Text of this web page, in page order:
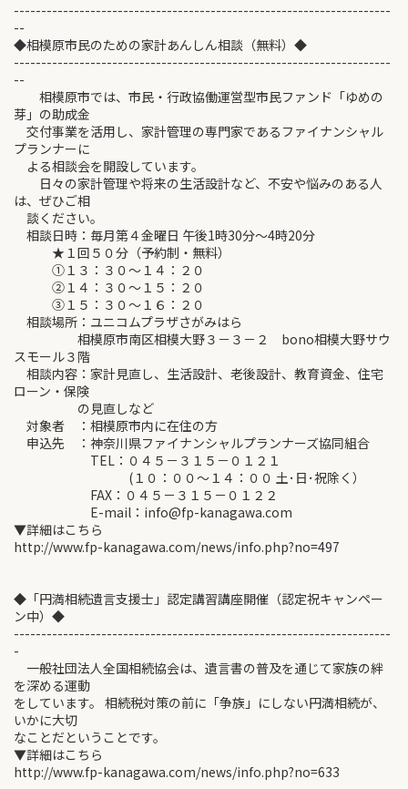
---------------------------------------------------------------------
--
◆相模原市民のための家計あんしん相談（無料）◆
---------------------------------------------------------------------
--
相模原市では、市民・行政協働運営型市民ファンド「ゆめの
芽」の助成金
交付事業を活用し、家計管理の専門家であるファイナンシャル
プランナーに
よる相談会を開設しています。
日々の家計管理や将来の生活設計など、不安や悩みのある人
は、ぜひご相
談ください。
相談日時：毎月第４金曜日 午後1時30分～4時20分
★１回５０分（予約制・無料）
①１３：３０～１４：２０
②１４：３０～１５：２０
③１５：３０～１６：２０
相談場所：ユニコムプラザさがみはら
相模原市南区相模大野３－３－２ bono相模大野サウ
スモール３階
相談内容：家計見直し、生活設計、老後設計、教育資金、住宅
ローン・保険
の見直しなど
対象者 ：相模原市内に在住の方
申込先 ：神奈川県ファイナンシャルプランナーズ協同組合
TEL：０４５－３１５－０１２１
(１０：００～１４：００ 土･日･祝除く）
FAX：０４５－３１５－０１２２
E-mail：info@fp-kanagawa.com
▼詳細はこちら
http://www.fp-kanagawa.com/news/info.php?no=497
◆「円満相続遺言支援士」認定講習講座開催（認定祝キャンペー
ン中）◆
---------------------------------------------------------------------
-
一般社団法人全国相続協会は、遺言書の普及を通じて家族の絆
を深める運動
をしています。 相続税対策の前に「争族」にしない円満相続が、
いかに大切
なことだということです。
▼詳細はこちら
http://www.fp-kanagawa.com/news/info.php?no=633